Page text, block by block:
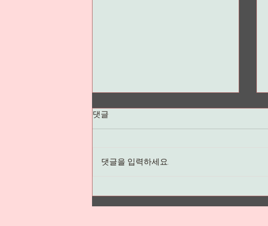
집밥깨주부의 집밥이야기 속
장미수
댓글
댓글을 입력하세요.